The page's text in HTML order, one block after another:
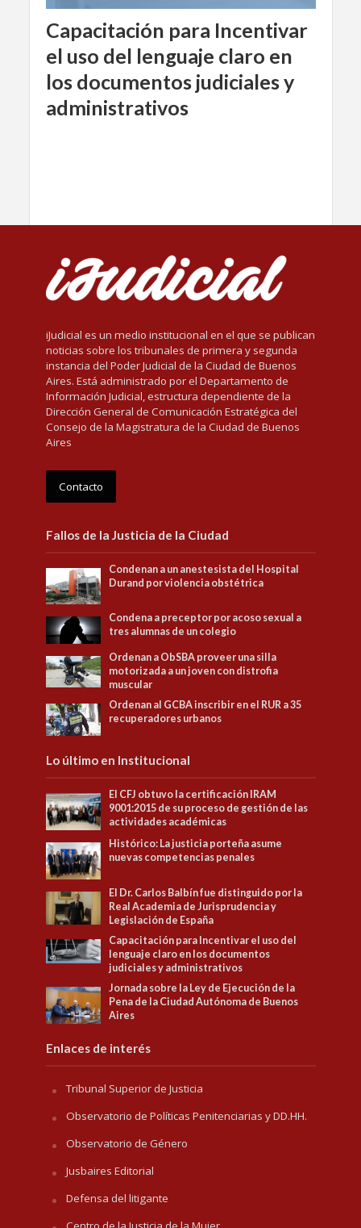
Capacitación para Incentivar
el uso del lenguaje claro en
los documentos judiciales y
administrativos
iJudicial es un medio institucional en el que se publican
noticias sobre los tribunales de primera y segunda
instancia del Poder Judicial de la Ciudad de Buenos
Aires. Está administrado por el Departamento de
Información Judicial, estructura dependiente de la
Dirección General de Comunicación Estratégica del
Consejo de la Magistratura de la Ciudad de Buenos
Aires
Contacto
Fallos de la Justicia de la Ciudad
Condenan a un anestesista del Hospital
Durand por violencia obstétrica
Condena a preceptor por acoso sexual a
tres alumnas de un colegio
Ordenan a ObSBA proveer una silla
motorizada a un joven con distrofia
muscular
Ordenan al GCBA inscribir en el RUR a 35
recuperadores urbanos
Lo último en Institucional
El CFJ obtuvo la certificación IRAM
9001:2015 de su proceso de gestión de las
actividades académicas
Histórico: La justicia porteña asume
nuevas competencias penales
El Dr. Carlos Balbín fue distinguido por la
Real Academia de Jurisprudencia y
Legislación de España
Capacitación para Incentivar el uso del
lenguaje claro en los documentos
judiciales y administrativos
Jornada sobre la Ley de Ejecución de la
Pena de la Ciudad Autónoma de Buenos
Aires
Enlaces de interés
Tribunal Superior de Justicia
Observatorio de Políticas Penitenciarias y DD.HH.
Observatorio de Género
Jusbaires Editorial
Defensa del litigante